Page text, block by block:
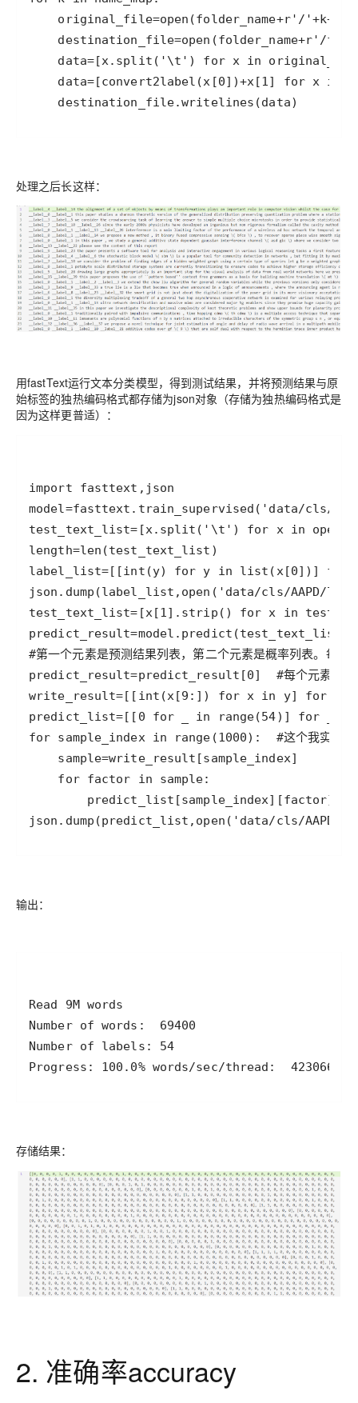
    destination_file.writelines(data)
处理之后长这样：
用fastText运行文本分类模型，得到测试结果，并将预测结果与原
始标签的独热编码格式都存储为json对象（存储为独热编码格式是
因为这样更普适）：
json.dump(predict_list,open('data/cls/
输出：
Progress: 100.0% words/sec/thread:  423066
存储结果：
2. 准确率accuracy